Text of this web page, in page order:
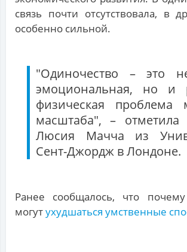
связь почти отсутствовала, в
особенно сильной.
"Одиночество – это
эмоциональная, но и
физическая проблема
масштаба", – отметила
Люсия Мачча из
Сент-Джордж в Лондоне.
Ранее сообщалось, что
могутухудшаться умственные